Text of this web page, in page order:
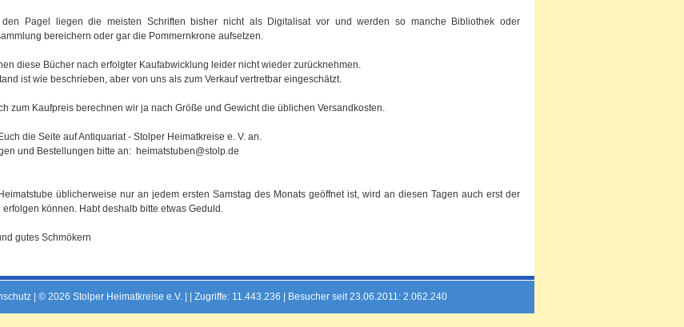
den Pagel liegen die meisten Schriften bisher nicht als Digitalisat vor und werden so manche Bibliothek oder
bereichern oder gar die Pommernkrone aufsetzen.
diese Bücher nach erfolgter Kaufabwicklung leider nicht wieder zurücknehmen.
ist wie beschrieben, aber von uns als zum Verkauf vertretbar eingeschätzt.
zum Kaufpreis berechnen wir ja nach Größe und Gewicht die üblichen Versandkosten.
die Seite auf Antiquariat - Stolper Heimatkreise e. V. an.
und Bestellungen bitte an: heimatstuben@stolp.de
üblicherweise nur an jedem ersten Samstag des Monats geöffnet ist, wird an diesen Tagen auch erst der
erfolgen können. Habt deshalb bitte etwas Geduld.
gutes Schmökern
| © 2026 Stolper Heimatkreise e.V. | | Zugriffe: 11.443.236 | Besucher seit 23.06.2011: 2.062.240